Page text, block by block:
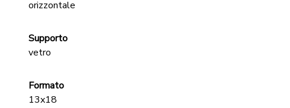
orizzontale
Supporto
vetro
Formato
13x18